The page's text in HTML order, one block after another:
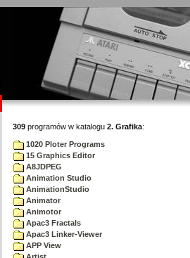
309 programów w katalogu 2. Grafika:
1020 Ploter Programs
15 Graphics Editor
A8JDPEG
Animation Studio
AnimationStudio
Animator
Animotor
Apac3 Fractals
Apac3 Linker-Viewer
APP View